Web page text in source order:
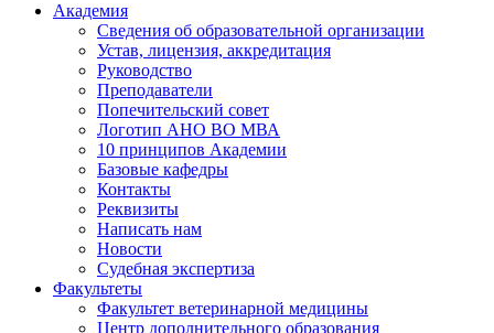
Академия
Сведения об образовательной организации
Устав, лицензия, аккредитация
Руководство
Преподаватели
Попечительский совет
Логотип АНО ВО МВА
10 принципов Академии
Базовые кафедры
Контакты
Реквизиты
Написать нам
Новости
Судебная экспертиза
Факультеты
Факультет ветеринарной медицины
Центр дополнительного образования